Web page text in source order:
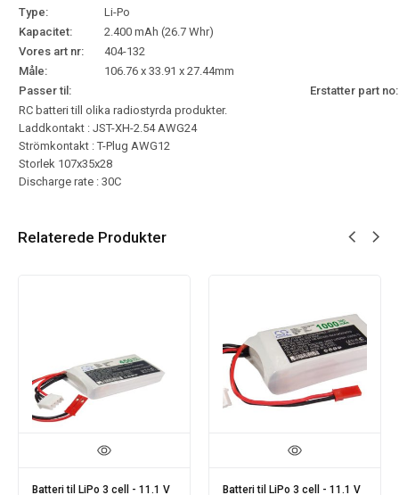
Type:
Li-Po
Kapacitet:
2.400 mAh (26.7 Whr)
Vores art nr:
404-132
Måle:
106.76 x 33.91 x 27.44mm
Passer til:
Erstatter part no:
RC batteri till olika radiostyrda produkter.
Laddkontakt : JST-XH-2.54 AWG24
Strömkontakt : T-Plug AWG12
Storlek 107x35x28
Discharge rate : 30C
Relaterede Produkter
Batteri til LiPo 3 cell - 11.1 V
Batteri til LiPo 3 cell - 11.1 V